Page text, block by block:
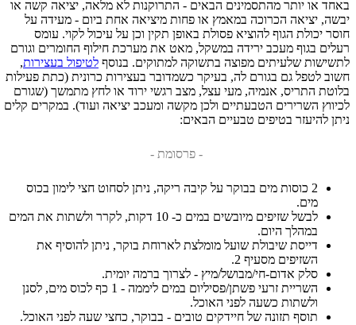
באחד או יותר מהתסמינים הבאים - התרוקנות לא מלאה, יציאה קשה או
יבשה, יציאה הכרוכה במאמץ או פחות מיציאה אחת ביום - מעידה על
חוסר יכולת הגוף להוציא פסולת באופן תקין וכן על עיכול לקוי. עומס
רעלים בגוף מעכב ירידה במשקל, מאט את מערכת חילוף החומרים וגורם
לתשישות שלעיתים מפוצה בתשוקה למתוקים. בנוסף לטיפול בעצירות,
חשוב לטפל גם בגורם לה, בעיקר כשמדובר בעצירות כרונית (כתת פעילות
בלוטת התריס, אנמיה, מעי עצל, מצב רגשי ירוד או לחץ מתמשך (שגורם
לכיווץ השרירים הטבעתיים ולכן מקשה ומעכב יציאה ועוד). במקרים קלים
ניתן להיעזר בטיפים טבעיים הבאים:
- פרסומת -
2 כוסות מים בבוקר על קיבה ריקה, ניתן לסחוט חצי לימון בכוס
מים.
לבשל שזיפים מיובשים במים כ- 10 דקות, לקרר ולשתות את המים
במהלך היום.
דייסת שיבולת שועל מומלצת לארוחת בוקר, ניתן להוסיף את
השזיפים מסעיף 2.
סלק אדום-חי/מבושל/מיץ - לצרוך ברמה יומית.
השריית זרעי פשתן/פסיליום במים ליממה - 1 כף לכוס מים, לסנן
ולשתות כשעה לפני האוכל.
תוסף תזונה של חיידקים טובים - בבוקר, כחצי שעה לפני האוכל.